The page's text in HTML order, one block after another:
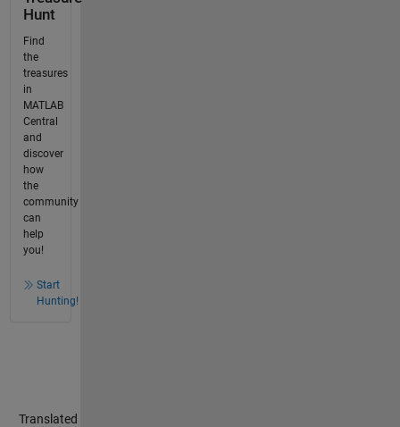
Hunt
Find
the
treasures
in
MATLAB
Central
and
discover
how
the
community
can
help
you!
Start
Hunting!
Translated